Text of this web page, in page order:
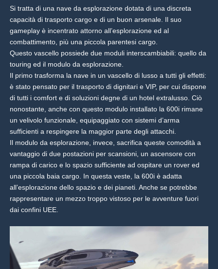
Si tratta di una nave da esplorazione dotata di una discreta
capacità di trasporto cargo e di un buon arsenale. Il suo
gameplay è incentrato attorno all’esplorazione ed al
combattimento, più una piccola parentesi cargo.
Questo vascello possiede due moduli interscambiabili: quello da
touring ed il modulo da esplorazione.
Il primo trasforma la nave in un vascello di lusso a tutti gli effetti:
è stato pensato per il trasporto di dignitari e VIP, per cui dispone
di tutti i comfort e di soluzioni degne di un hotel extralusso. Ciò
nonostante, anche con questo modulo installato la 600i rimane
un velivolo funzionale, equipaggiato con sistemi d’arma
sufficienti a respingere la maggior parte degli attacchi.
Il modulo da esplorazione, invece, sacrifica queste comodità a
vantaggio di due postazioni per scansioni, un ascensore con
rampa di carico e lo spazio sufficiente ad ospitare un rover ed
una piccola baia cargo. In questa veste, la 600i è adatta
all’esplorazione dello spazio e dei pianeti. Anche se potrebbe
rappresentare un mezzo troppo vistoso per le avventure fuori
dai confini UEE.